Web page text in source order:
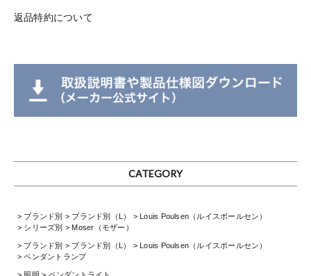
返品特約について
CATEGORY
ブランド別 ブランド別（L）
Louis Poulsen（ルイスポールセン）
シリーズ別
Moser（モザー）
ブランド別 ブランド別（L）
Louis Poulsen（ルイスポールセン）
ペンダントランプ